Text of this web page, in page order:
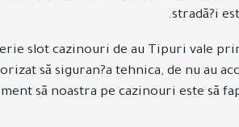
stradă?i
slot cazinouri de au Tipuri vale
să siguran?a tehnica, de nu au
să noastra pe cazinouri este să